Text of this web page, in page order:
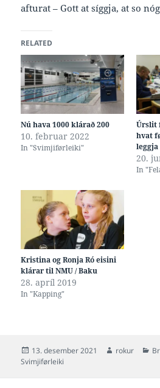
afturat – Gott at síggja, at so
RELATED
Nú hava 1000 klárað 200
10. februar 2022
In "Svimjiførleiki"
Úrslit
hvat
20.
In
Kristina og Ronja Ró eisini
klárar til NMU / Baku
28. apríl 2019
In "Kapping"
Posted
on
13. desember 2021 Author
rokur
Svimjiførleiki